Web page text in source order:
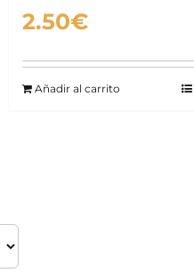
2.50€
Añadir al carrito